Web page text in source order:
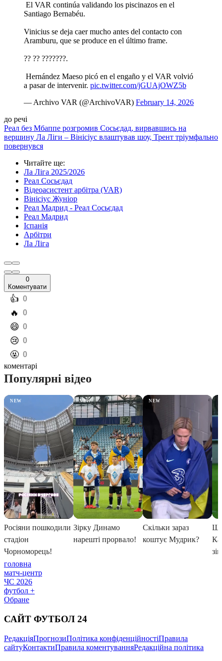
️ El VAR continúa validando los piscinazos en el
Santiago Bernabéu.
Vinicius se deja caer mucho antes del contacto con
Aramburu, que se produce en el último frame.
?? ?? ???????.
️ Hernández Maeso picó en el engaño y el VAR volvió
a pasar de intervenir. pic.twitter.com/jGUAjOWZ5b
— Archivo VAR (@ArchivoVAR) February 14, 2026
до речі
Реал без Мбаппе розгромив Сосьєдад, вирвавшись на
вершину Ла Ліги – Вінісіус влаштував шоу, Трент тріумфально
повернувся
Читайте ще:
Ла Ліга 2025/2026
Реал Сосьєдад
Відеоасистент арбітра (VAR)
Вінісіус Жуніор
Реал Мадрид - Реал Сосьєдад
Реал Мадрид
Іспанія
Арбітри
Ла Ліга
0
Коментувати
️👍 0
️🔥 0
️😄 0
️😢 0
️🤬 0
коментарі
головна
матч-центр
ЧС 2026
футбол +
Обране
САЙТ ФУТБОЛ 24
РедакціяПрогнозиПолітика конфіденційностіПравила
сайтуКонтактиПравила коментуванняРедакційна політика